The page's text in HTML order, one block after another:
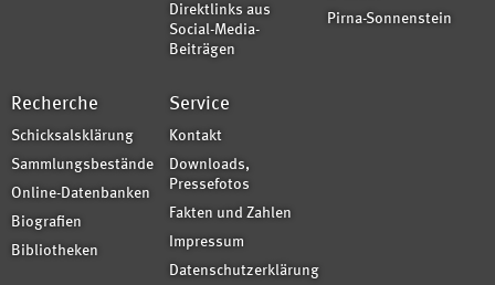
Direktlinks aus
Social-Media-
Beiträgen
Pirna-Sonnenstein
Recherche
Schicksalsklärung
Sammlungsbestände
Online-Datenbanken
Biografien
Bibliotheken
Service
Kontakt
Downloads,
Pressefotos
Fakten und Zahlen
Impressum
Datenschutzerklärung